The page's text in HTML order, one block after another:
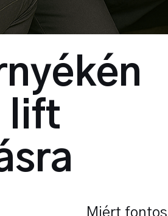
lift
Miért